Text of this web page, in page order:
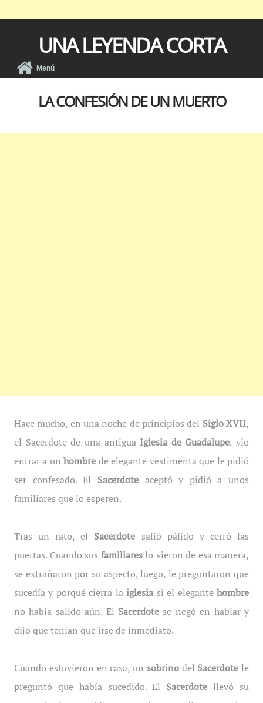
UNA LEYENDA CORTA
Menú
LA CONFESIÓN DE UN MUERTO
Hace mucho, en una noche de principios del Siglo XVII,
el Sacerdote de una antiguaIglesia de Guadalupe, vio
entrar a unhombre de elegante vestimenta que le pidió
ser confesado. El Sacerdoteaceptó y pidió a unos
familiares que lo esperen.
Tras un rato, el Sacerdote salió pálido y cerró las
puertas. Cuando sus familiareslo vieron de esa manera,
se extrañaron por su aspecto, luego, le preguntaron que
sucedía y porqué cierra laiglesia si el elegantehombre
no había salido aún. El Sacerdote se negó en hablar y
dijo que tenían que irse de inmediato.
Cuando estuvieron en casa, un sobrino del Sacerdote le
preguntó que había sucedido. El Sacerdote llevó su